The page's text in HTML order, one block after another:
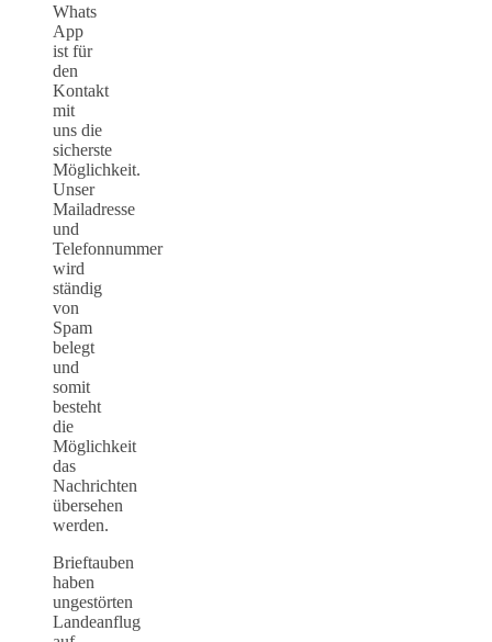
Whats
App
ist für
den
Kontakt
mit
uns die
sicherste
Möglichkeit.
Unser
Mailadresse
und
Telefonnummer
wird
ständig
von
Spam
belegt
und
somit
besteht
die
Möglichkeit
das
Nachrichten
übersehen
werden.
Brieftauben
haben
ungestörten
Landeanflug